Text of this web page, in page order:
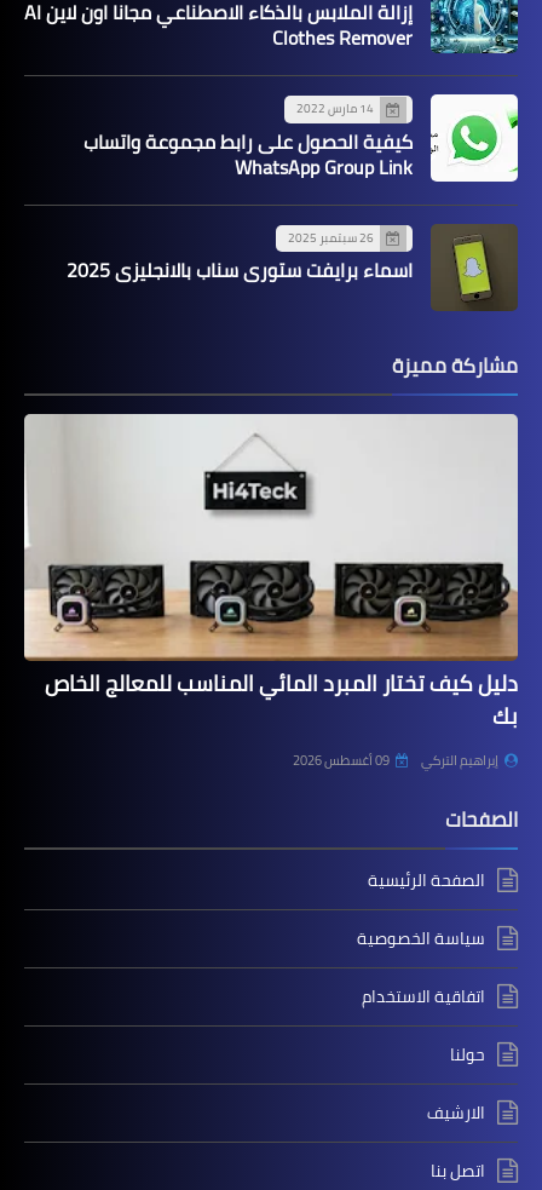
إزالة الملابس بالذكاء الاصطناعي مجانا اون لاين AI
Clothes Remover
14 مارس 2022
كيفية الحصول على رابط مجموعة واتساب
WhatsApp Group Link
26 سبتمبر 2025
اسماء برايفت ستوري سناب بالانجليزي 2025
مشاركة مميزة
دليل كيف تختار المبرد المائي المناسب للمعالج الخاص
بك
إبراهيم التركي 09 أغسطس 2026
الصفحات
الصفحة الرئيسية
سياسة الخصوصية
اتفاقية الاستخدام
حولنا
الارشيف
اتصل بنا